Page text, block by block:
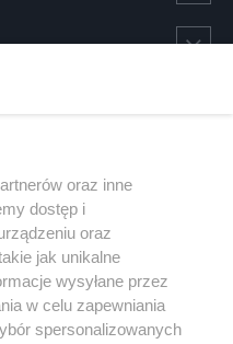
oraz inne
dostęp i
oraz
jak unikalne
wysyłane przez
w celu zapewniania
spersonalizowanych